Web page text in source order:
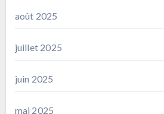
août 2025
juillet 2025
juin 2025
mai 2025